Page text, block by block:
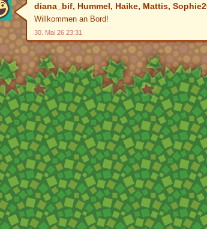
diana_bif, Hummel, Haike, Mattis,
Willkommen an Bord!
30. Mai 26 23:31